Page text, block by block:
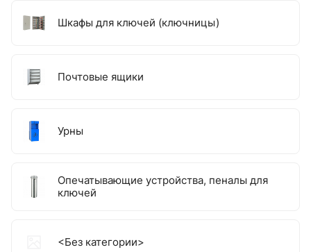
Шкафы для ключей (ключницы)
Почтовые ящики
Урны
Опечатывающие устройства, пеналы для
ключей
<Без категории>